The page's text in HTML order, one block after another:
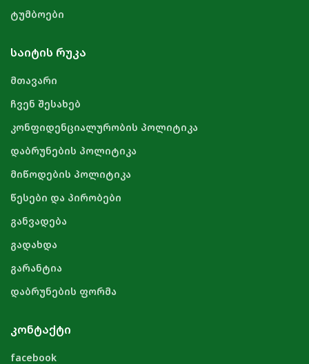
ტუმბოები
ᲡᲐᲘᲢᲘᲡ ᲠᲣᲙᲐ
მთავარი
ჩვენ შესახებ
კონფიდენციალურობის პოლიტიკა
დაბრუნების პოლიტიკა
მიწოდების პოლიტიკა
წესები და პირობები
განვადება
გადახდა
გარანტია
დაბრუნების ფორმა
ᲙᲝᲜᲢᲐᲥᲢᲘ
facebook